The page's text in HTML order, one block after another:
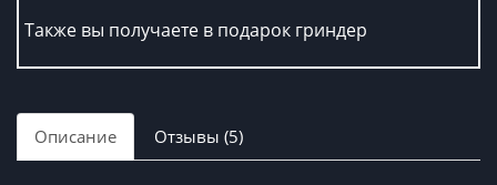
Также вы получаете в подарок гриндер
Описание Отзывы (5)